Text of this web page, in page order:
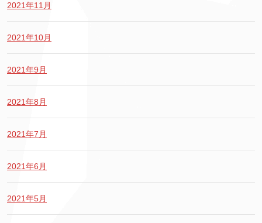
2021年11月
2021年10月
2021年9月
2021年8月
2021年7月
2021年6月
2021年5月